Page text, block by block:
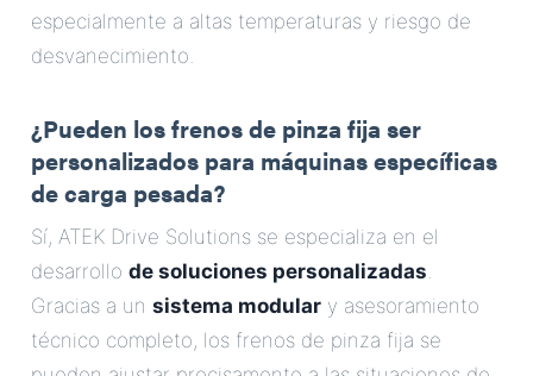
especialmente a altas temperaturas y riesgo de
desvanecimiento.
¿Pueden los frenos de pinza fija ser
personalizados para máquinas específicas
de carga pesada?
Sí, ATEK Drive Solutions se especializa en el
desarrollo de soluciones personalizadas.
Gracias a un sistema modular y asesoramiento
técnico completo, los frenos de pinza fija se